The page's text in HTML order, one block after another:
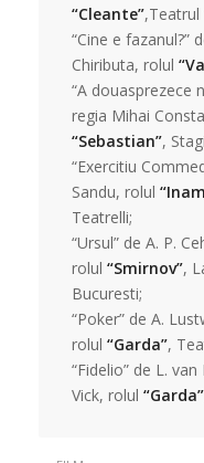
“Cleante”,Teatrul
“Cine e fazanul?”
Chiributa, rolul
“A douasprezece
regia Mihai
“Sebastian”,
“Exercitiu
Sandu, rolul
Teatrelli;
“Ursul” de A. P.
rolul “Smirnov”,
Bucuresti;
“Poker” de A.
rolul “Garda”,
“Fidelio” de L.
Vick, rolul “Garda”